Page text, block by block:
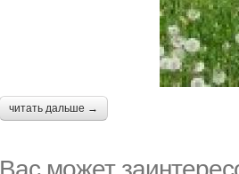
читать дальше →
Вас может